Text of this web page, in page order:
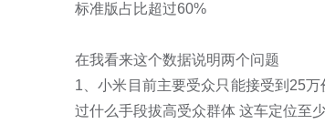
标准版占比超过60%
在我看来这个数据说明两个问题
1、小米目前主要受众只能接受到25
过什么手段拔高受众群体 这车定位至